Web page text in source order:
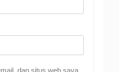
dan situs web saya